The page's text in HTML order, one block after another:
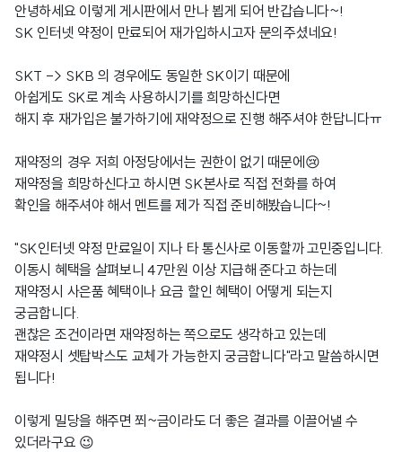
안녕하세요 이렇게 게시판에서 만나 뵙게 되어 반갑습니다~!
SK 인터넷 약정이 만료되어 재가입하시고자 문의주셨네요!
SKT -> SKB 의 경우에도 동일한 SK이기 때문에
아쉽게도 SK로 계속 사용하시기를 희망하신다면
해지 후 재가입은 불가하기에 재약정으로 진행 해주셔야 한답니다ㅠ
재약정의 경우 저희 아정당에서는 권한이 없기 때문에😢
재약정을 희망하신다고 하시면 SK본사로 직접 전화를 하여
확인을 해주셔야 해서 멘트를 제가 직접 준비해봤습니다~!
"SK인터넷 약정 만료일이 지나 타 통신사로 이동할까 고민중입니다.
이동시 혜택을 살펴보니 47만원 이상 지급해 준다고 하는데
재약정시 사은품 혜택이나 요금 할인 혜택이 어떻게 되는지
궁금합니다.
괜찮은 조건이라면 재약정하는 쪽으로도 생각하고 있는데
재약정시 셋탑박스도 교체가 가능한지 궁금합니다"라고 말씀하시면
됩니다!
이렇게 밀당을 해주면 쬐~금이라도 더 좋은 결과를 이끌어낼 수
있더라구요 😉